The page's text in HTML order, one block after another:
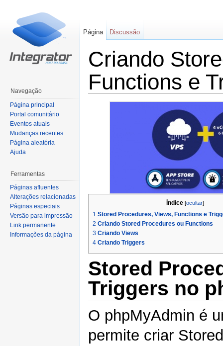
Criando
Functions e
Índice [ocultar]
1 Stored Procedures, Views, Functions e
2 Criando Stored Procedures ou Functions
3 Criando Views
4 Criando Triggers
Stored
Triggers no
O phpMyAdmin é
permite criar
Página Discussão
Navegação
Página principal
Portal comunitário
Eventos atuais
Mudanças recentes
Página aleatória
Ajuda
Ferramentas
Páginas afluentes
Alterações relacionadas
Páginas especiais
Versão para impressão
Link permanente
Informações da página